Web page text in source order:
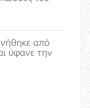
από
ύφανε την